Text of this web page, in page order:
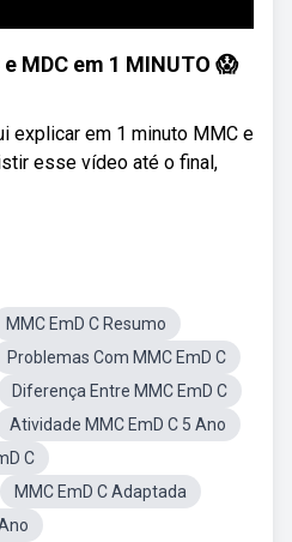
e MDC em 1 MINUTO 😱
explicar em 1 minuto MMC e
esse vídeo até o final,
MMC EmD C Resumo
Problemas Com MMC EmD C
Diferença Entre MMC EmD C
Atividade MMC EmD C 5 Ano
C
MMC EmD C Adaptada